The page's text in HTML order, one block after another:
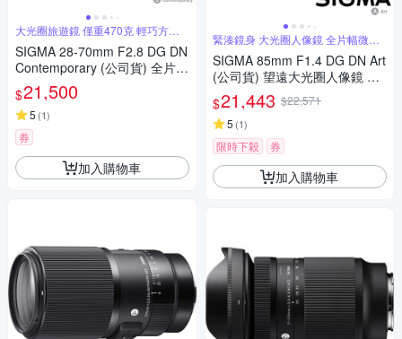
大光圈旅遊鏡 僅重470克 輕巧方便
攜帶
SIGMA 28-70mm F2.8 DG DN
Contemporary (公司貨) 全片幅
微單眼鏡頭 旅遊鏡
$21,500
5 (1)
券
加入購物車
緊湊鏡身 大光圈人像鏡 全片幅微單
眼鏡頭
SIGMA 85mm F1.4 DG DN Art
(公司貨) 望遠大光圈人像鏡 全
片幅微單眼鏡頭
$21,443 $22,571
5 (1)
限時下殺 券
加入購物車